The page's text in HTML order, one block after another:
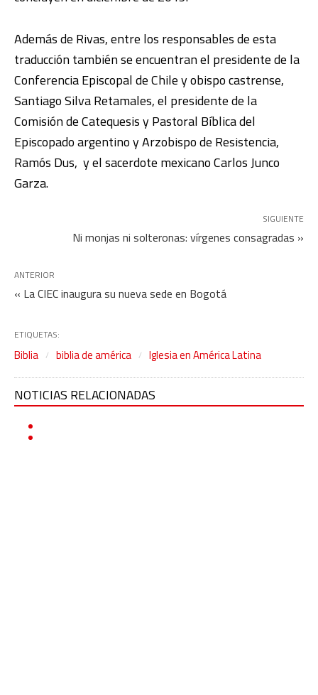
Además de Rivas, entre los responsables de esta
traducción también se encuentran el presidente de la
Conferencia Episcopal de Chile y obispo castrense,
Santiago Silva Retamales, el presidente de la
Comisión de Catequesis y Pastoral Bíblica del
Episcopado argentino y Arzobispo de Resistencia,
Ramós Dus, y el sacerdote mexicano Carlos Junco
Garza.
SIGUIENTE
Ni monjas ni solteronas: vírgenes consagradas »
ANTERIOR
« La CIEC inaugura su nueva sede en Bogotá
ETIQUETAS:
Biblia biblia de américa Iglesia en América Latina
NOTICIAS RELACIONADAS